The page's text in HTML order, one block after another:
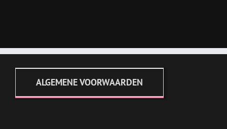
ALGEMENE VOORWAARDEN